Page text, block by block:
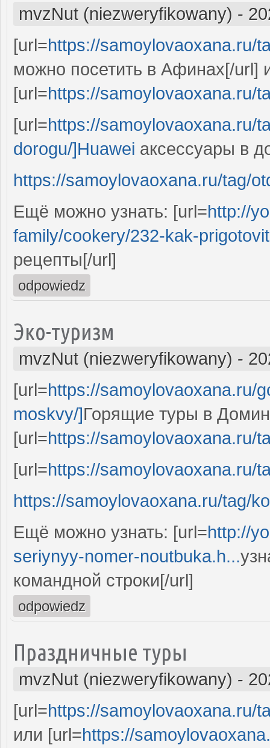
mvzNut (niezweryfikowany) -
[url=https://samoylovaoxana.ru/
можно посетить в Афинах[/url]
[url=https://samoylovaoxana.ru/
[url=https://samoylovaoxana.ru/
dorogu/]Huawei аксессуары в
https://samoylovaoxana.ru/tag/
Ещё можно узнать: [url=http://
family/cookery/232-kak-
рецепты[/url]
odpowiedz
Эко-туризм
mvzNut (niezweryfikowany) -
[url=https://samoylovaoxana.ru/
moskvy/]Горящие туры в
[url=https://samoylovaoxana.ru/
[url=https://samoylovaoxana.ru/
https://samoylovaoxana.ru/tag/
Ещё можно узнать: [url=http://
seriynyy-nomer-noutbuka.h...
командной строки[/url]
odpowiedz
Праздничные туры
mvzNut (niezweryfikowany) -
[url=https://samoylovaoxana.ru/
или [url=https://